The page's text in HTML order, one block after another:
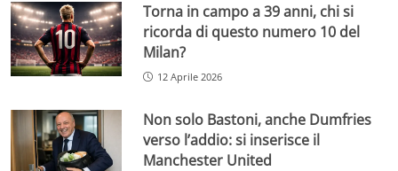
Torna in campo a 39 anni, chi si
ricorda di questo numero 10 del
Milan?
12 Aprile 2026
Non solo Bastoni, anche Dumfries
verso l’addio: si inserisce il
Manchester United